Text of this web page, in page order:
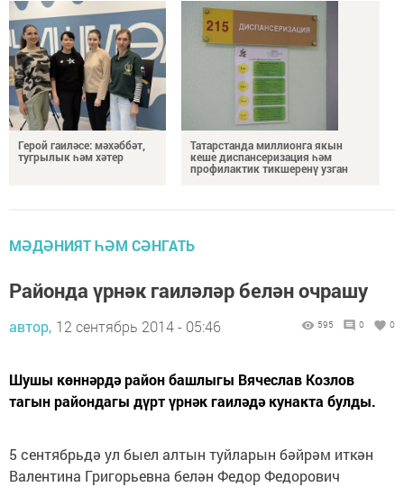
Герой гаиләсе: мәхәббәт,
тугрылык һәм хәтер
Татарстанда миллионга якын
кеше диспансеризация һәм
профилактик тикшеренү узган
МӘДӘНИЯТ ҺӘМ СӘНГАТЬ
Районда үрнәк гаиләләр белән очрашу
автор, 12 сентябрь 2014 - 05:46 595 0 0
Шушы көннәрдә район башлыгы Вячеслав Козлов
тагын райондагы дүрт үрнәк гаиләдә кунакта булды.
5 сентябрьдә ул быел алтын туйларын бәйрәм иткән
Валентина Григорьевна белән Федор Федорович